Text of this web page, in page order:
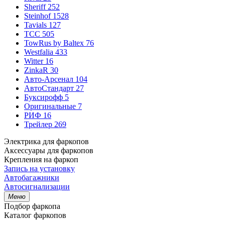
Sheriff 252
Steinhof 1528
Tavials 127
TCC 505
TowRus by Baltex 76
Westfalia 433
Witter 16
ZinkaR 30
Авто-Арсенал 104
АвтоСтандарт 27
Буксирофф 5
Оригинальные 7
РИФ 16
Трейлер 269
Электрика для фаркопов
Аксессуары для фаркопов
Крепления на фаркоп
Запись на установку
Автобагажники
Автосигнализации
Меню
Подбор фаркопа
Каталог фаркопов